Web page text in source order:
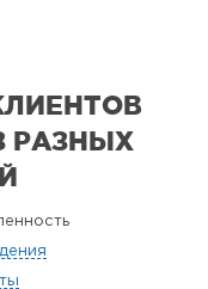
РАЗНЫХ